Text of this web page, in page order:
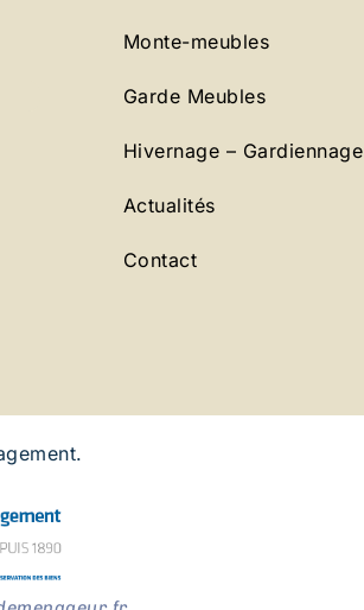
Monte-meubles
Garde Meubles
Hivernage – Gardiennage
Actualités
Contact